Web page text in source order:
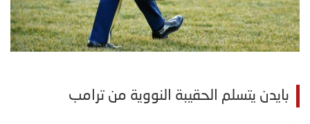
بايدن يتسلم الحقيبة النووية من ترامب